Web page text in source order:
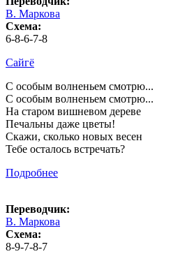
В. Маркова
Схема:
6-8-6-7-8
Сайгё
С особым волненьем смотрю...
С особым волненьем смотрю...
На старом вишневом дереве
Печальны даже цветы!
Скажи, сколько новых весен
Тебе осталось встречать?
Подробнее
Переводчик:
В. Маркова
Схема:
8-9-7-8-7